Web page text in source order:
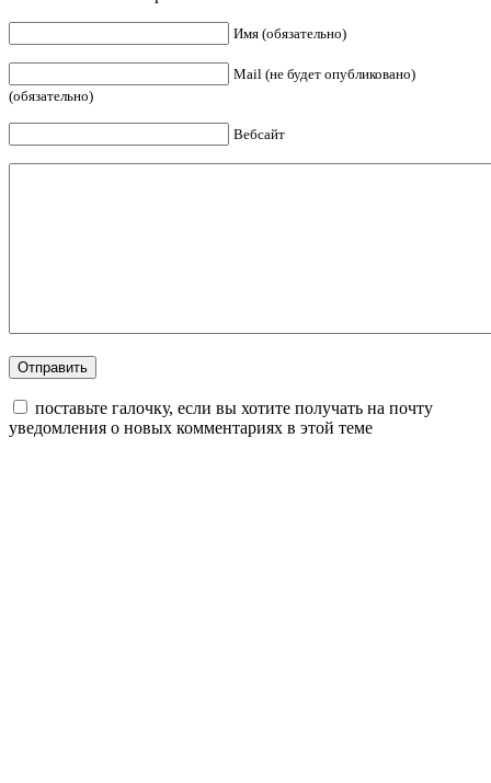
Имя (обязательно)
Mail (не будет опубликовано)
(обязательно)
Вебсайт
поставьте галочку, если вы хотите получать на почту
уведомления о новых комментариях в этой теме